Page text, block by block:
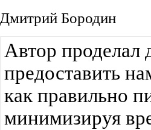
Дмитрий Бородин
Автор проделал
предоставить
как правильно
минимизируя